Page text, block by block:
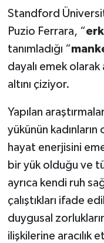
Standford
Puzio Ferrara, “
tanımladığı “
dayalı emek olarak
altını çiziyor.
Yapılan
yükünün kadınların
hayat enerjisini
bir yük olduğu ve
ayrıca kendi ruh
çalıştıkları ifade
duygusal
ilişkilerine aracılık